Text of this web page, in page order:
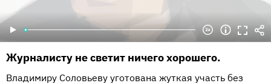
Журналисту не светит ничего хорошего.
Владимиру Соловьеву уготована жуткая участь без